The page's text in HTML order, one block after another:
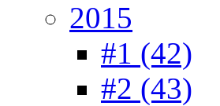
2015
#1 (42)
#2 (43)